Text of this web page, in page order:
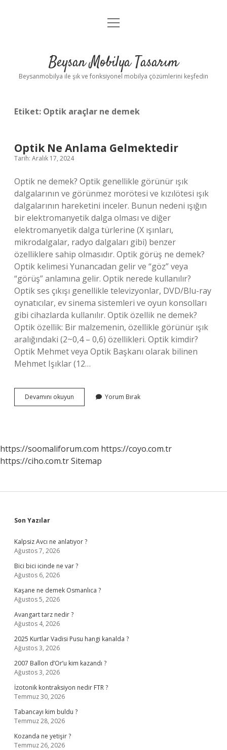
Anasayfa
Yasal Uyarı
menüyü
Beysan Mobilya Tasarım
Beysanmobilya ile şık ve fonksiyonel mobilya çözümlerini keşfedin
Etiket: Optik araçlar ne demek
Optik Ne Anlama Gelmektedir
Tarih: Aralık 17, 2024
Optik ne demek? Optik genellikle görünür ışık
dalgalarının ve görünmez morötesi ve kızılötesi ışık
dalgalarının hareketini inceler. Bunun nedeni ışığın
bir elektromanyetik dalga olması ve diğer
elektromanyetik dalga türlerine (X ışınları,
mikrodalgalar, radyo dalgaları gibi) benzer
özelliklere sahip olmasıdır. Optik görüş ne demek?
Optik kelimesi Yunancadan gelir ve “göz” veya
“görüş” anlamına gelir. Optik nerede kullanılır?
Optik ses çıkışı genellikle televizyonlar, DVD/Blu-ray
oynatıcılar, ev sinema sistemleri ve oyun konsolları
gibi cihazlarda kullanılır. Optik özellik ne demek?
Optik özellik: Bir malzemenin, özellikle görünür ışık
aralığındaki (2~0,4 – 0,6) özellikleri. Optik kimdir?
Optik Mehmet veya Optik Başkanı olarak bilinen
Mehmet Işıklar (12…
Devamını okuyun
Ne
Yorum Bırak
https://soomaliforum.com https://coyo.com.tr
https://ciho.com.trSitemap
Sidebar
Son Yazılar
Kalpsiz Avcı ne anlatıyor ?
Ağustos 7, 2026
Bici bici icinde ne var ?
Ağustos 6, 2026
Kaşane ne demek Osmanlıca ?
Ağustos 5, 2026
Avangart tarz nedir ?
Ağustos 4, 2026
2025 Kurtlar Vadisi Pusu hangi kanalda ?
Ağustos 3, 2026
2007 Ballon d’Or’u kim kazandı ?
Ağustos 3, 2026
İzotonik kontraksiyon nedir FTR ?
Temmuz 30, 2026
Tabancayı kim buldu ?
Temmuz 28, 2026
Kozanda ne yetişir ?
Temmuz 26, 2026